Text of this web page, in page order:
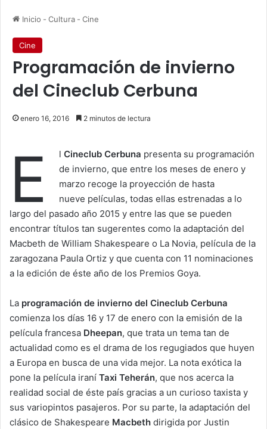
Inicio - Cultura - Cine
Cine
Programación de invierno
del Cineclub Cerbuna
enero 16, 2016 2 minutos de lectura
E l Cineclub Cerbuna presenta su programación
de invierno, que entre los meses de enero y
marzo recoge la proyección de hasta
nueve películas, todas ellas estrenadas a lo
largo del pasado año 2015 y entre las que se pueden
encontrar títulos tan sugerentes como la adaptación del
Macbeth de William Shakespeare o La Novia, película de la
zaragozana Paula Ortiz y que cuenta con 11 nominaciones
a la edición de éste año de los Premios Goya.
La programación de invierno del Cineclub Cerbuna
comienza los días 16 y 17 de enero con la emisión de la
película francesa Dheepan, que trata un tema tan de
actualidad como es el drama de los regugiados que huyen
a Europa en busca de una vida mejor. La nota exótica la
pone la película iraní Taxi Teherán, que nos acerca la
realidad social de éste país gracias a un curioso taxista y
sus variopintos pasajeros. Por su parte, la adaptación del
clásico de Shakespeare Macbeth dirigida por Justin